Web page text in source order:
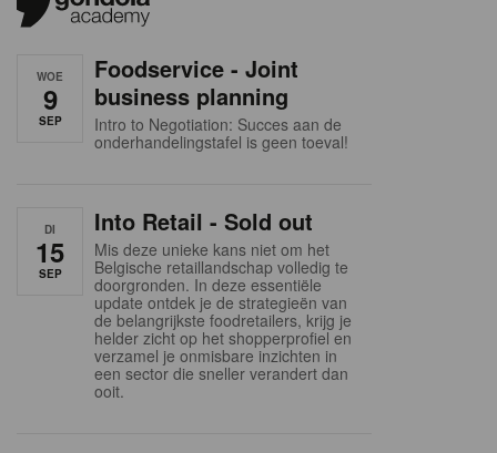
WOE
9
SEP
Foodservice - Joint
business planning
Intro to Negotiation: Succes aan de
onderhandelingstafel is geen toeval!
DI
15
SEP
Into Retail - Sold out
Mis deze unieke kans niet om het
Belgische retaillandschap volledig te
doorgronden. In deze essentiële
update ontdek je de strategieën van
de belangrijkste foodretailers, krijg je
helder zicht op het shopperprofiel en
verzamel je onmisbare inzichten in
een sector die sneller verandert dan
ooit.